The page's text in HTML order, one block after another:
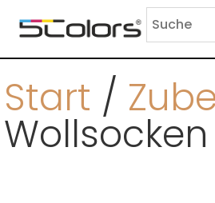
Start /
Wollsocken